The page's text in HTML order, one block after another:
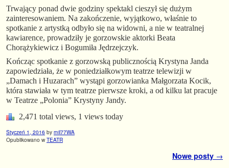
Trwający ponad dwie godziny spektakl cieszył się dużym
zainteresowaniem. Na zakończenie, wyjątkowo, właśnie to
spotkanie z artystką odbyło się na widowni, a nie w teatralnej
kawiarence, prowadziły je gorzowskie aktorki Beata
Chorążykiewicz i Bogumiła Jędrzejczyk.
Kończąc spotkanie z gorzowską publicznością Krystyna Janda
zapowiedziała, że w poniedziałkowym teatrze telewizji w
„Damach i Huzarach” wystąpi gorzowianka Małgorzata Kocik,
która stawiała w tym teatrze pierwsze kroki, a od kilku lat pracuje
w Teatrze „Polonia” Krystyny Jandy.
2,471 total views, 1 views today
Styczeń 1, 2016 by mil77WA
Opublikowano w TEATR
Nowe posty →